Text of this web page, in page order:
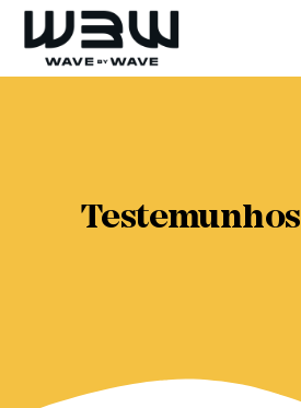
Testemunhos